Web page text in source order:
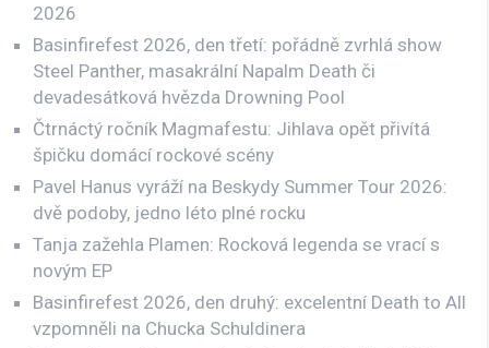
2026
Basinfirefest 2026, den třetí: pořádně zvrhlá show
Steel Panther, masakrální Napalm Death či
devadesátková hvězda Drowning Pool
Čtrnáctý ročník Magmafestu: Jihlava opět přivítá
špičku domácí rockové scény
Pavel Hanus vyráží na Beskydy Summer Tour 2026:
dvě podoby, jedno léto plné rocku
Tanja zažehla Plamen: Rocková legenda se vrací s
novým EP
Basinfirefest 2026, den druhý: excelentní Death to All
vzpomněli na Chucka Schuldinera